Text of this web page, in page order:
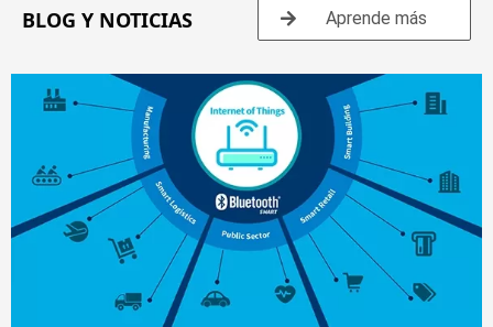
BLOG Y NOTICIAS Aprende más